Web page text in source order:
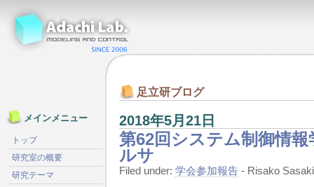
足立研ブログ
2018年5月21日
第62回システム制御情
ルサ
Filed under: 学会参加報告 - Risako
メインメニュー
トップ
研究室の概要
研究テーマ